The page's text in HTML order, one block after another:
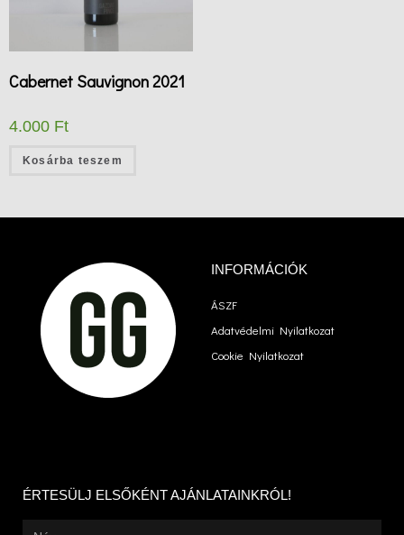
Cabernet Sauvignon 2021
4.000 Ft
Kosárba teszem
INFORMÁCIÓK
ÁSZF
Adatvédelmi Nyilatkozat
Cookie Nyilatkozat
ÉRTESÜLJ ELSŐKÉNT AJÁNLATAINKRÓL!